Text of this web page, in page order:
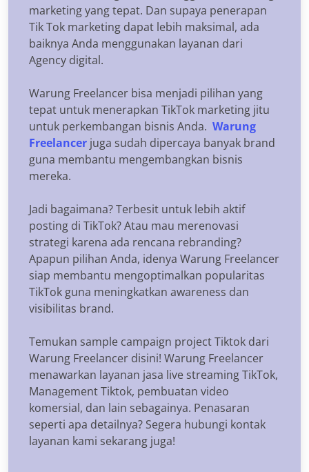
marketing yang tepat. Dan supaya penerapan
Tik Tok marketing dapat lebih maksimal, ada
baiknya Anda menggunakan layanan dari
Agency digital.
Warung Freelancer bisa menjadi pilihan yang
tepat untuk menerapkan TikTok marketing jitu
untuk perkembangan bisnis Anda. Warung
Freelancer juga sudah dipercaya banyak brand
guna membantu mengembangkan bisnis
mereka.
Jadi bagaimana? Terbesit untuk lebih aktif
posting di TikTok? Atau mau merenovasi
strategi karena ada rencana rebranding?
Apapun pilihan Anda, idenya Warung Freelancer
siap membantu mengoptimalkan popularitas
TikTok guna meningkatkan awareness dan
visibilitas brand.
Temukan sample campaign project Tiktok dari
Warung Freelancer disini! Warung Freelancer
menawarkan layanan jasa live streaming TikTok,
Management Tiktok, pembuatan video
komersial, dan lain sebagainya. Penasaran
seperti apa detailnya? Segera hubungi kontak
layanan kami sekarang juga!